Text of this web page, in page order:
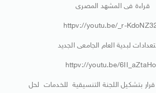
قراءة فى المشهد المصرى
httpv://youtu.be/_r-
لبدية العام الجامعى الجديد
httpv://youtu.be/
بتشكيل اللجنة التنسيقية للخدمات لحل